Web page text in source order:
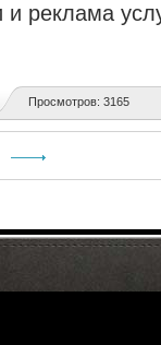
и реклама
Просмотров: 3165